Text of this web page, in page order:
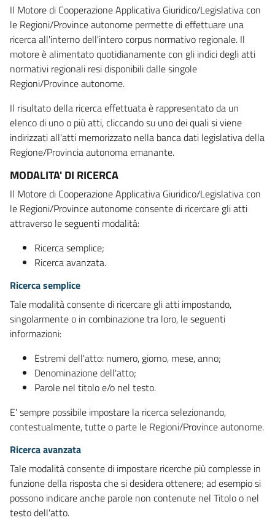
Il Motore di Cooperazione Applicativa Giuridico/Legislativa con
le Regioni/Province autonome permette di effettuare una
ricerca all'interno dell'intero corpus normativo regionale. Il
motore è alimentato quotidianamente con gli indici degli atti
normativi regionali resi disponibili dalle singole
Regioni/Province autonome.
Il risultato della ricerca effettuata è rappresentato da un
elenco di uno o più atti, cliccando su uno dei quali si viene
indirizzati all'atti memorizzato nella banca dati legislativa della
Regione/Provincia autonoma emanante.
MODALITA' DI RICERCA
Il Motore di Cooperazione Applicativa Giuridico/Legislativa con
le Regioni/Province autonome consente di ricercare gli atti
attraverso le seguenti modalità:
Ricerca semplice;
Ricerca avanzata.
Ricerca semplice
Tale modalità consente di ricercare gli atti impostando,
singolarmente o in combinazione tra loro, le seguenti
informazioni:
Estremi dell'atto: numero, giorno, mese, anno;
Denominazione dell'atto;
Parole nel titolo e/o nel testo.
E' sempre possibile impostare la ricerca selezionando,
contestualmente, tutte o parte le Regioni/Province autonome.
Ricerca avanzata
Tale modalità consente di impostare ricerche più complesse in
funzione della risposta che si desidera ottenere; ad esempio si
possono indicare anche parole non contenute nel Titolo o nel
testo dell'atto.